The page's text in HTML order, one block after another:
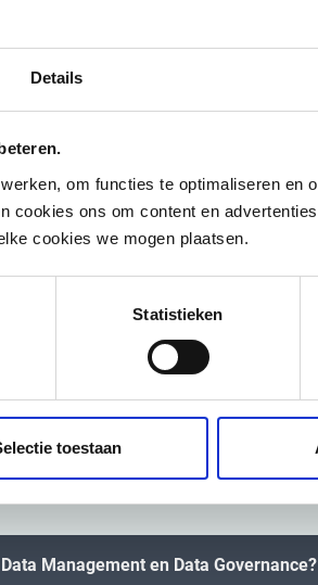
Details
om functies te optimaliseren en
cookies ons om content en
cookies we mogen plaatsen.
Statistieken
toestaan
Het doel is het managen,
Maar hoe zorg je ervoor dat je data correct,
beantwoorden we de meest
Management en Data Governance?